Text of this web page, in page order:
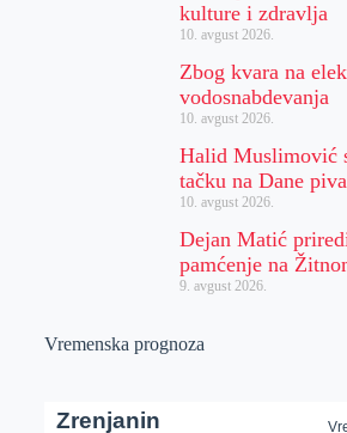
kulture i zdravlja
10. avgust 2026.
Zbog kvara na
vodosnabdevanja
10. avgust 2026.
Halid Muslimović
tačku na Dane piva
10. avgust 2026.
Dejan Matić
pamćenje na
9. avgust 2026.
Vremenska prognoza